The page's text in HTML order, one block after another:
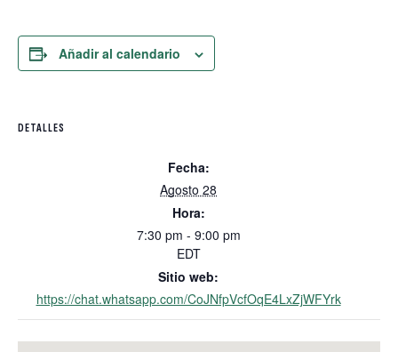
Añadir al calendario
DETALLES
Fecha:
Agosto 28
Hora:
7:30 pm - 9:00 pm
EDT
Sitio web:
https://chat.whatsapp.com/CoJNfpVcfOqE4LxZjWFYrk